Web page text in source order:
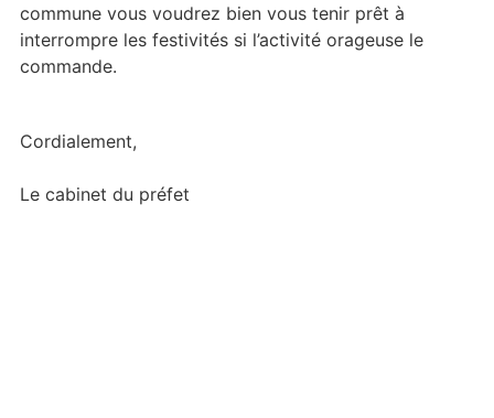
commune vous voudrez bien vous tenir prêt à
interrompre les festivités si l’activité orageuse le
commande.
Cordialement,
Le cabinet du préfet